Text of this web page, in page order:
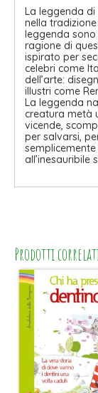
La leggenda
nella
leggenda
ragione di
ispirato per
celebri come
dell’arte:
illustri come
La leggenda
creatura metà
vicende,
per salvarsi,
all’inesauribile
Prodotti